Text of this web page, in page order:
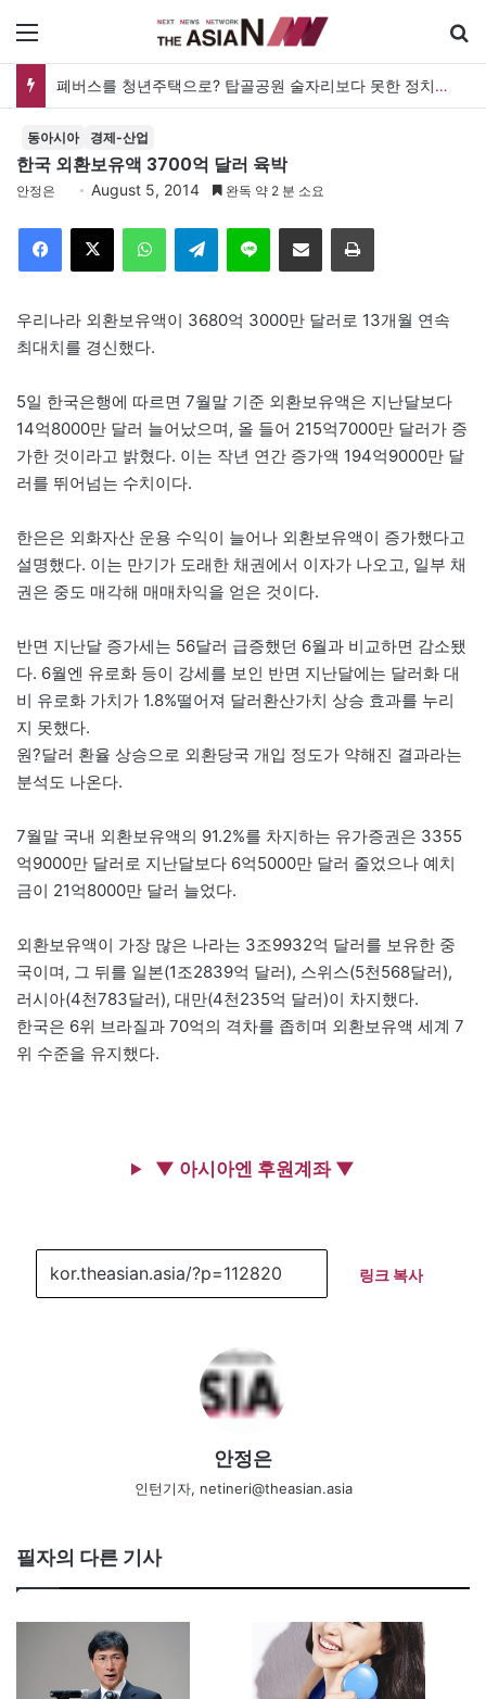
폐버스를 청년주택으로? 탑골공원 술자리보다 못한 정치의 상상력
동아시아 경제-산업
한국 외환보유액 3700억 달러 육박
안정은 August 5, 2014 완독 약 2 분 소요
Telegram 이메일
우리나라 외환보유액이 3680억 3000만 달러로 13개월 연속
최대치를 경신했다.
5일 한국은행에 따르면 7월말 기준 외환보유액은 지난달보다
14억8000만 달러 늘어났으며, 올 들어 215억7000만 달러가 증
가한 것이라고 밝혔다. 이는 작년 연간 증가액 194억9000만 달
러를 뛰어넘는 수치이다.
한은은 외화자산 운용 수익이 늘어나 외환보유액이 증가했다고
설명했다. 이는 만기가 도래한 채권에서 이자가 나오고, 일부 채
권은 중도 매각해 매매차익을 얻은 것이다.
반면 지난달 증가세는 56달러 급증했던 6월과 비교하면 감소됐
다. 6월엔 유로화 등이 강세를 보인 반면 지난달에는 달러화 대
비 유로화 가치가 1.8%떨어져 달러환산가치 상승 효과를 누리
지 못했다.
원?달러 환율 상승으로 외환당국 개입 정도가 약해진 결과라는
분석도 나온다.
7월말 국내 외환보유액의 91.2%를 차지하는 유가증권은 3355
억9000만 달러로 지난달보다 6억5000만 달러 줄었으나 예치
금이 21억8000만 달러 늘었다.
외환보유액이 가장 많은 나라는 3조9932억 달러를 보유한 중
국이며, 그 뒤를 일본(1조2839억 달러), 스위스(5천568달러),
러시아(4천783달러), 대만(4천235억 달러)이 차지했다.
한국은 6위 브라질과 70억의 격차를 좁히며 외환보유액 세계 7
위 수준을 유지했다.
▼ 아시아엔 후원계좌 ▼
링크 복사
안정은
인턴기자, netineri@theasian.asia
필자의 다른 기사